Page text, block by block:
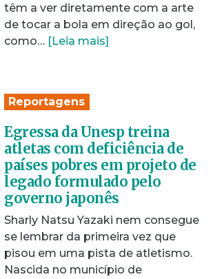
têm a ver diretamente com a arte
de tocar a bola em direção ao gol,
como… [Leia mais]
Reportagens
Egressa da Unesp treina
atletas com deficiência de
países pobres em projeto de
legado formulado pelo
governo japonês
Sharly Natsu Yazaki nem consegue
se lembrar da primeira vez que
pisou em uma pista de atletismo.
Nascida no município de